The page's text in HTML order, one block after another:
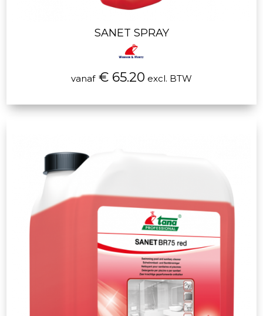
SANET SPRAY
vanaf€ 65.20 excl. BTW